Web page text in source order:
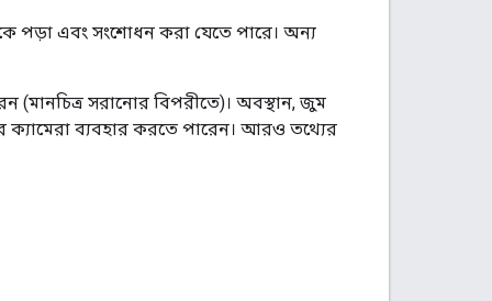
পড়া এবং সংশোধন করা যেতে পারে। অন্য
(মানচিত্র সরানোর বিপরীতে)। অবস্থান, জুম
ক্যামেরা ব্যবহার করতে পারেন। আরও তথ্যের